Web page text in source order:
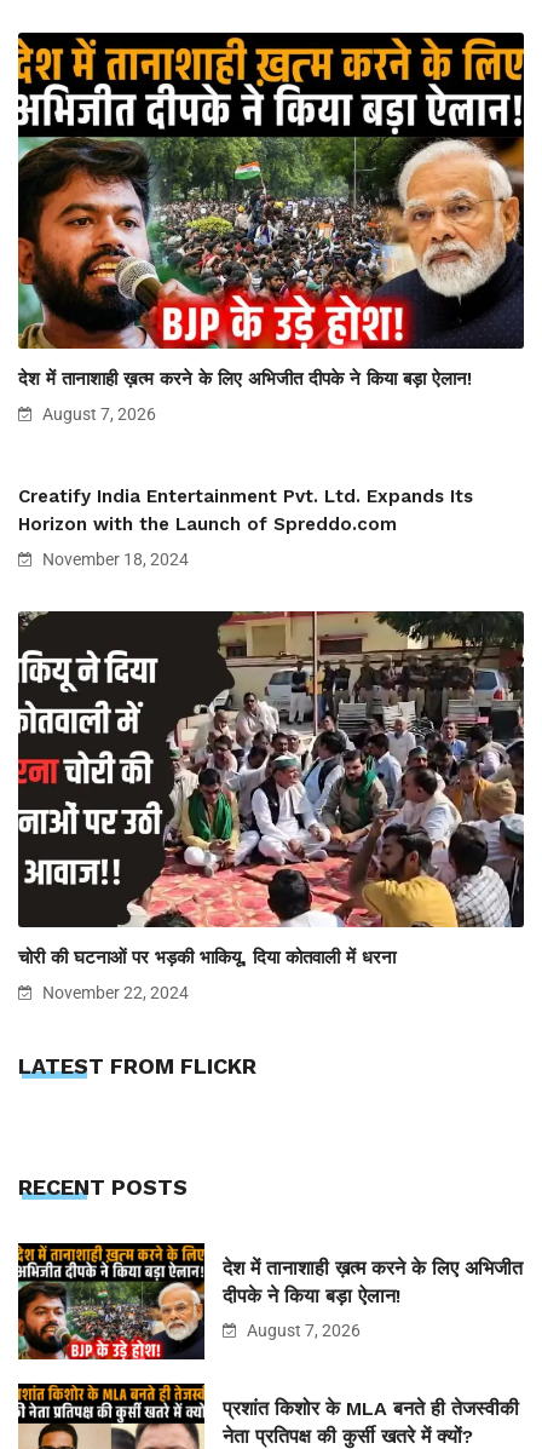
देश में तानाशाही ख़त्म करने के लिए अभिजीत दीपके ने किया बड़ा ऐलान!
August 7, 2026
Creatify India Entertainment Pvt. Ltd. Expands Its
Horizon with the Launch of Spreddo.com
November 18, 2024
चोरी की घटनाओं पर भड़की भाकियू, दिया कोतवाली में धरना
November 22, 2024
LATEST FROM FLICKR
RECENT POSTS
देश में तानाशाही ख़त्म करने के लिए अभिजीत
दीपके ने किया बड़ा ऐलान!
August 7, 2026
प्रशांत किशोर के MLA बनते ही तेजस्वीकी
नेता प्रतिपक्ष की कुर्सी खतरे में क्यों?